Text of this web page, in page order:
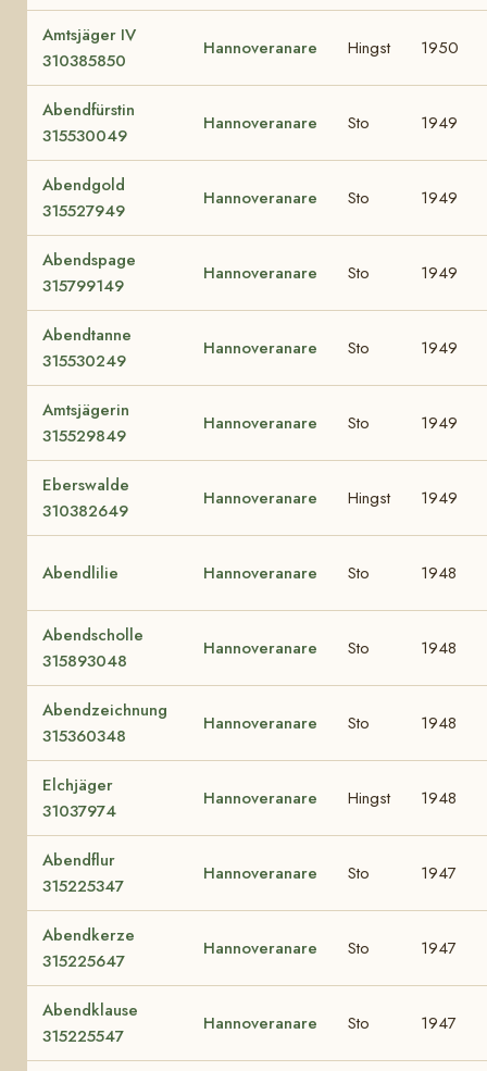
Amtsjäger IV
310385850
Hannoveranare Hingst 1950
Abendfürstin
315530049
Hannoveranare Sto 1949
Abendgold
315527949
Hannoveranare Sto 1949
Abendspage
315799149
Hannoveranare Sto 1949
Abendtanne
315530249
Hannoveranare Sto 1949
Amtsjägerin
315529849
Hannoveranare Sto 1949
Eberswalde
310382649
Hannoveranare Hingst 1949
Abendlilie Hannoveranare Sto 1948
Abendscholle
315893048
Hannoveranare Sto 1948
Abendzeichnung
315360348
Hannoveranare Sto 1948
Elchjäger
31037974
Hannoveranare Hingst 1948
Abendflur
315225347
Hannoveranare Sto 1947
Abendkerze
315225647
Hannoveranare Sto 1947
Abendklause
315225547
Hannoveranare Sto 1947